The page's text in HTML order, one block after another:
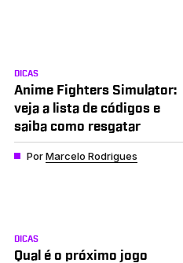
DICAS
Anime Fighters Simulator:
veja a lista de códigos e
saiba como resgatar
PorMarcelo Rodrigues
DICAS
Qual é o próximo jogo